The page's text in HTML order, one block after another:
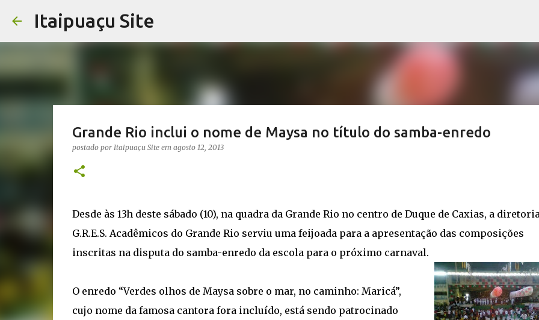
Itaipuaçu Site
Grande Rio inclui o nome de Maysa no título do samba-enredo
postado por Itaipuaçu Site em agosto 12, 2013
Desde às 13h deste sábado (10), na quadra da Grande Rio no centro de Duque de Caxias, a
G.R.E.S. Acadêmicos do Grande Rio serviu uma feijoada para a apresentação das composições
inscritas na disputa do samba-enredo da escola para o próximo carnaval.
O enredo “Verdes olhos de Maysa sobre o mar, no caminho: Maricá”,
cujo nome da famosa cantora fora incluído, está sendo patrocinado